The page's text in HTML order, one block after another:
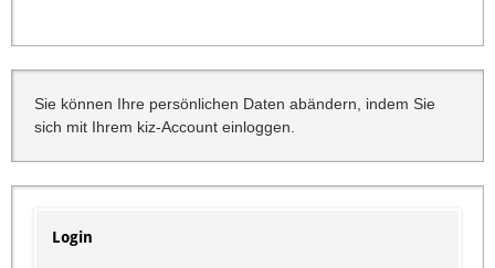
Sie können Ihre persönlichen Daten abändern, indem Sie
sich mit Ihrem kiz-Account einloggen.
Login